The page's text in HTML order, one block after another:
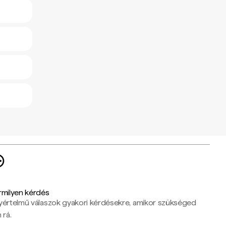
kérdés
válaszok gyakori kérdésekre, amikor szükséged
rá.